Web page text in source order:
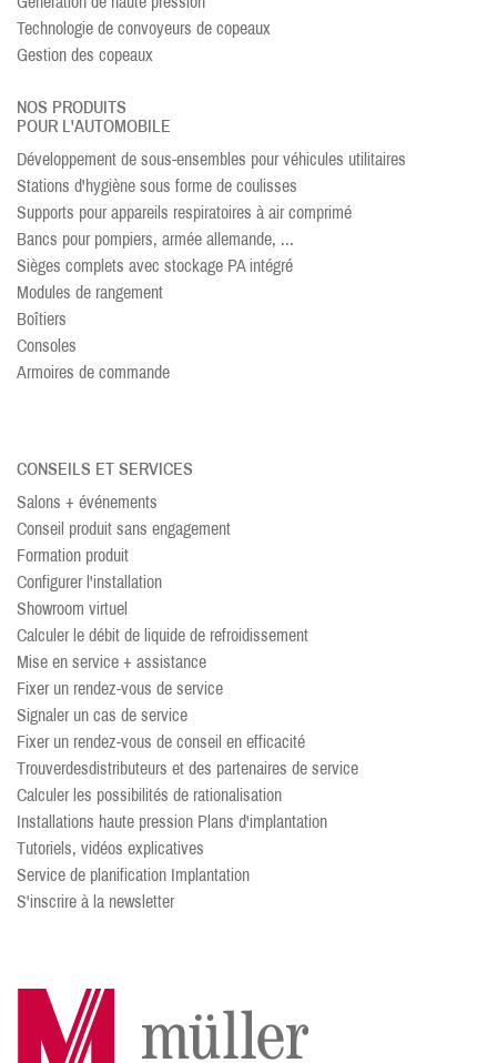
Technologie de convoyeurs de copeaux
Gestion des copeaux
NOS PRODUITS
POUR L'AUTOMOBILE
Développement de sous-ensembles pour véhicules utilitaires
Stations d'hygiène sous forme de coulisses
Supports pour appareils respiratoires à air comprimé
Bancs pour pompiers, armée allemande, ...
Sièges complets avec stockage PA intégré
Modules de rangement
Boîtiers
Consoles
Armoires de commande
CONSEILS ET SERVICES
Salons + événements
Conseil produit sans engagement
Formation produit
Configurer l'installation
Showroom virtuel
Calculer le débit de liquide de refroidissement
Mise en service + assistance
Fixer un rendez-vous de service
Signaler un cas de service
Fixer un rendez-vous de conseil en efficacité
Trouverdesdistributeurs et des partenaires de service
Calculer les possibilités de rationalisation
Installations haute pression Plans d'implantation
Tutoriels, vidéos explicatives
Service de planification Implantation
S'inscrire à la newsletter